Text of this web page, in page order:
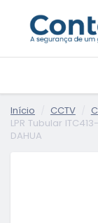
Início CCTV
LPR Tubular
DAHUA